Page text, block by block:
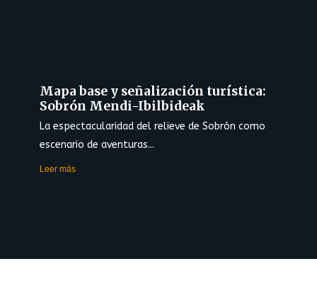
Mapa base y señalización turística:
Sobrón Mendi-Ibilbideak
La espectacularidad del relieve de Sobrón como
escenario de aventuras...
Leer más